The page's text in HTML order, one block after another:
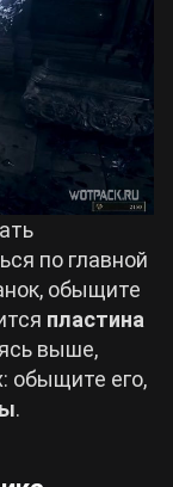
по главной
обыщите
пластина
выше,
обыщите его,
.